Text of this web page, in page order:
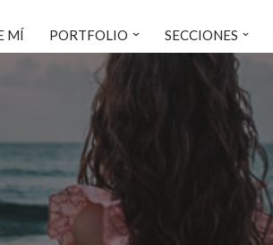
MÍ PORTFOLIO SECCIONES